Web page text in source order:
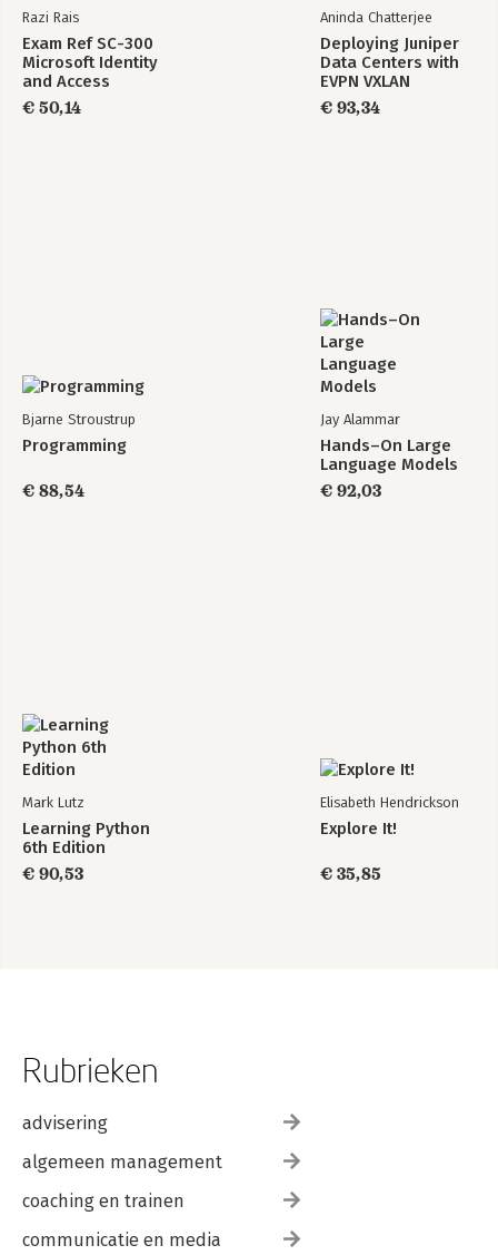
Razi Rais
Exam Ref SC-300
Microsoft Identity
and Access
Administrator
€ 50,14
Aninda Chatterjee
Deploying Juniper
Data Centers with
EVPN VXLAN
€ 93,34
Bjarne Stroustrup
Programming
€ 88,54
Jay Alammar
Hands–On Large
Language Models
€ 92,03
Mark Lutz
Learning Python
6th Edition
€ 90,53
Elisabeth Hendrickson
Explore It!
€ 35,85
Rubrieken
advisering
algemeen management
coaching en trainen
communicatie en media